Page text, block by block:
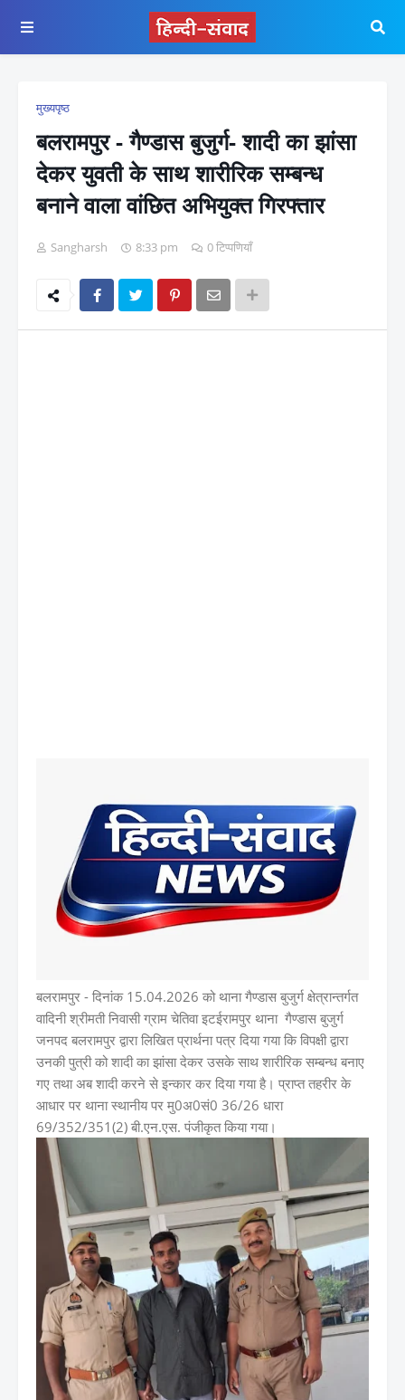
मुख्यपृष्ठ
बलरामपुर - गैण्डास बुजुर्ग- शादी का झांसा
देकर युवती के साथ शारीरिक सम्बन्ध
बनाने वाला वांछित अभियुक्त गिरफ्तार
Sangharsh 8:33 pm 0 टिप्पणियाँ
बलरामपुर - दिनांक 15.04.2026 को थाना गैण्डास बुजुर्ग क्षेत्रान्तर्गत
वादिनी श्रीमती निवासी ग्राम चेतिवा इटईरामपुर थाना गैण्डास बुजुर्ग
जनपद बलरामपुर द्वारा लिखित प्रार्थना पत्र दिया गया कि विपक्षी द्वारा
उनकी पुत्री को शादी का झांसा देकर उसके साथ शारीरिक सम्बन्ध बनाए
गए तथा अब शादी करने से इन्कार कर दिया गया है। प्राप्त तहरीर के
आधार पर थाना स्थानीय पर मु0अ0सं0 36/26 धारा
69/352/351(2) बी.एन.एस. पंजीकृत किया गया।